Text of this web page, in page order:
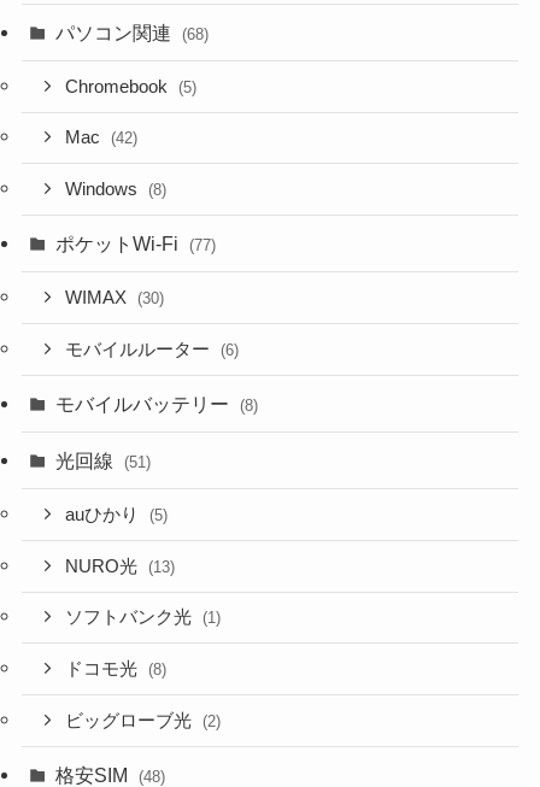
パソコン関連 (68)
Chromebook (5)
Mac (42)
Windows (8)
ポケットWi-Fi (77)
WIMAX (30)
モバイルルーター (6)
モバイルバッテリー (8)
光回線 (51)
auひかり (5)
NURO光 (13)
ソフトバンク光 (1)
ドコモ光 (8)
ビッグローブ光 (2)
格安SIM (48)